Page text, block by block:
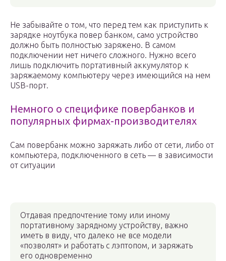
Не забывайте о том, что перед тем как приступить к
зарядке ноутбука повер банком, само устройство
должно быть полностью заряжено. В самом
подключении нет ничего сложного. Нужно всего
лишь подключить портативный аккумулятор к
заряжаемому компьютеру через имеющийся на нем
USB-порт.
Немного о специфике повербанков и
популярных фирмах-производителях
Сам повербанк можно заряжать либо от сети, либо от
компьютера, подключенного в сеть — в зависимости
от ситуации
Отдавая предпочтение тому или иному
портативному зарядному устройству, важно
иметь в виду, что далеко не все модели
«позволят» и работать с лэптопом, и заряжать
его одновременно